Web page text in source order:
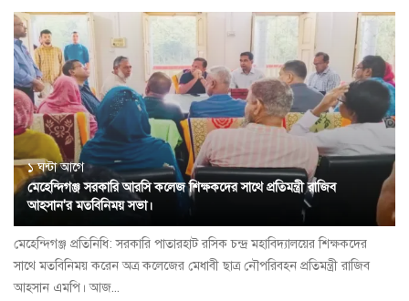
১ ঘন্টা আগে
মেহেন্দিগঞ্জ সরকারি আরসি কলেজ শিক্ষকদের সাথে প্রতিমন্ত্রী রাজিব
আহসান'র মতবিনিময় সভা।
মেহেন্দিগঞ্জ প্রতিনিধি: সরকারি পাতারহাট রসিক চন্দ্র মহাবিদ্যালয়ের শিক্ষকদের
সাথে মতবিনিময় করেন অত্র কলেজের মেধাবী ছাত্র নৌপরিবহন প্রতিমন্ত্রী রাজিব
আহসান এমপি। আজ...